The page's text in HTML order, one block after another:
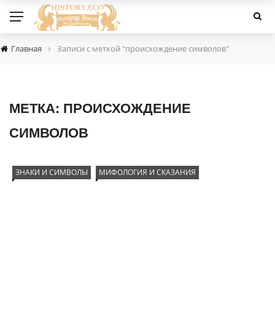
Главная › Записи с меткой "происхождение символов"
МЕТКА: ПРОИСХОЖДЕНИЕ
СИМВОЛОВ
ЗНАКИ И СИМВОЛЫ МИФОЛОГИЯ И СКАЗАНИЯ